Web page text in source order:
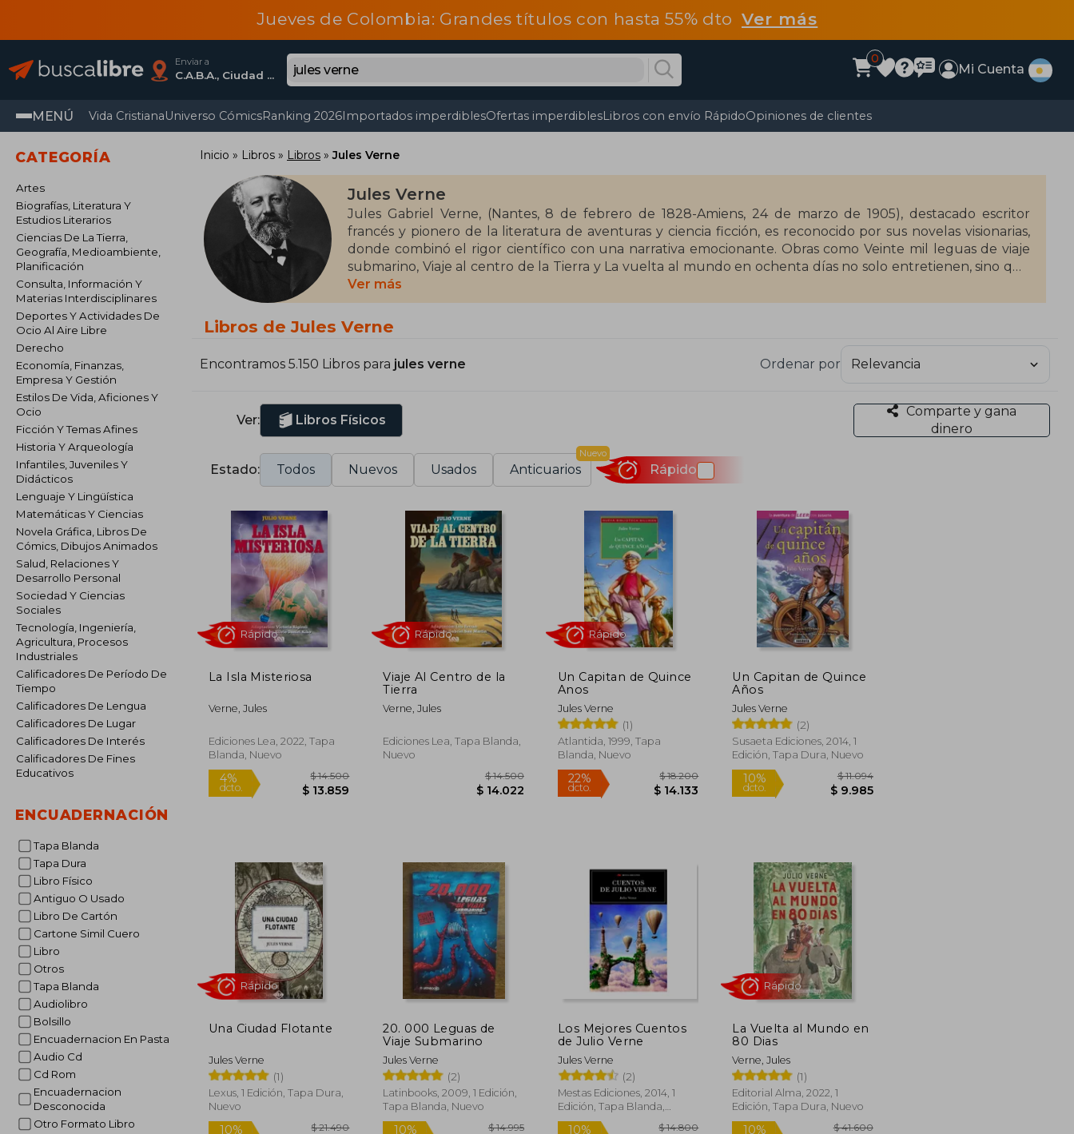
Jueves de Colombia: Grandes títulos con hasta 55% dtoVer más
Enviar a
C.A.B.A., Ciudad Autónoma De Buenos Aires
0
Mi Cuenta
MENÚ Vida CristianaUniverso CómicsRanking 2026Importados imperdiblesOfertas imperdiblesLibros con envío RápidoOpiniones de clientes
CATEGORÍA
Artes
Biografías, Literatura Y
Estudios Literarios
Ciencias De La Tierra,
Geografía, Medioambiente,
Planificación
Consulta, Información Y
Materias Interdisciplinares
Deportes Y Actividades De
Ocio Al Aire Libre
Derecho
Economía, Finanzas,
Empresa Y Gestión
Estilos De Vida, Aficiones Y
Ocio
Ficción Y Temas Afines
Historia Y Arqueología
Infantiles, Juveniles Y
Didácticos
Lenguaje Y Lingüística
Matemáticas Y Ciencias
Novela Gráfica, Libros De
Cómics, Dibujos Animados
Salud, Relaciones Y
Desarrollo Personal
Sociedad Y Ciencias
Sociales
Tecnología, Ingeniería,
Agricultura, Procesos
Industriales
Calificadores De Período De
Tiempo
Calificadores De Lengua
Calificadores De Lugar
Calificadores De Interés
Calificadores De Fines
Educativos
ENCUADERNACIÓN
Tapa Blanda
Tapa Dura
Libro Físico
Antiguo O Usado
Libro De Cartón
Cartone Simil Cuero
Libro
Otros
Tapa Blanda
Audiolibro
Bolsillo
Encuadernacion En Pasta
Audio Cd
Cd Rom
Encuadernacion
Desconocida
Otro Formato Libro
Inicio Libros Libros Jules Verne
Jules Verne
Jules Gabriel Verne, (Nantes, 8 de febrero de 1828-Amiens, 24 de marzo de 1905), destacado escritor
francés y pionero de la literatura de aventuras y ciencia ficción, es reconocido por sus novelas visionarias,
donde combinó el rigor científico con una narrativa emocionante. Obras como Veinte mil leguas de viaje
submarino, Viaje al centro de la Tierra y La vuelta al mundo en ochenta días no solo entretienen, sino que
anticiparon avances tecnológicos con asombrosa precisión.
Miembro de la Legión de Honor y uno de los autores más traducidos de la historia, Verne influyó en
generaciones de lectores, científicos y escritores. Sus historias, meticulosamente documentadas, siguen
siendo un referente de la literatura universal, ideal para quienes buscan clásicos llenos de imaginación,
aventura y conocimiento.
Ver más
Libros de Jules Verne
Encontramos 5.150 Libros para jules verne Ordenar por
Ver: Libros Físicos
Comparte y gana
dinero
Estado: Todos Nuevos Usados Anticuarios
Nuevo
Rápido
La Isla Misteriosa
Verne, Jules
Ediciones Lea, 2022, Tapa
Blanda, Nuevo
4%
dcto.
Viaje Al Centro de la
Tierra
Verne, Jules
Ediciones Lea, Tapa Blanda,
Nuevo
Un Capitan de Quince
Anos
Jules Verne
(1)
Atlantida, 1999, Tapa
Blanda, Nuevo
22%
dcto.
$ 18.200
$ 14.133
Un Capitan de Quince
Años
Jules Verne
(2)
Susaeta Ediciones, 2014, 1
Edición, Tapa Dura, Nuevo
10%
dcto.
Una Ciudad Flotante
Jules Verne
(1)
Lexus, 1 Edición, Tapa Dura,
Nuevo
Rápido
20. 000 Leguas de
Viaje Submarino
Jules Verne
(2)
Latinbooks, 2009, 1 Edición,
Tapa Blanda, Nuevo
Los Mejores Cuentos
de Julio Verne
Jules Verne
(2)
Mestas Ediciones, 2014, 1
Edición, Tapa Blanda,
Nuevo
La Vuelta al Mundo en
80 Dias
Verne, Jules
(1)
Editorial Alma, 2022, 1
Edición, Tapa Dura, Nuevo